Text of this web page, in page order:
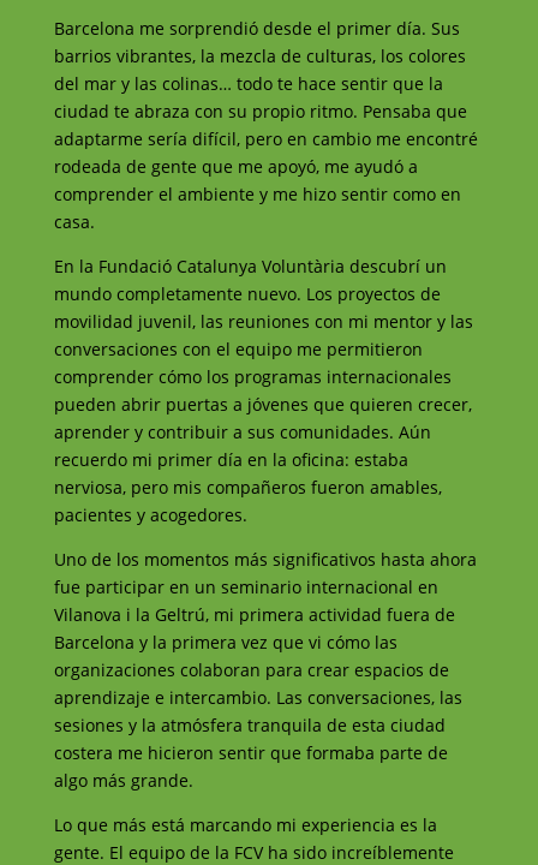
Barcelona me sorprendió desde el primer día. Sus
barrios vibrantes, la mezcla de culturas, los colores
del mar y las colinas… todo te hace sentir que la
ciudad te abraza con su propio ritmo. Pensaba que
adaptarme sería difícil, pero en cambio me encontré
rodeada de gente que me apoyó, me ayudó a
comprender el ambiente y me hizo sentir como en
casa.
En la Fundació Catalunya Voluntària descubrí un
mundo completamente nuevo. Los proyectos de
movilidad juvenil, las reuniones con mi mentor y las
conversaciones con el equipo me permitieron
comprender cómo los programas internacionales
pueden abrir puertas a jóvenes que quieren crecer,
aprender y contribuir a sus comunidades. Aún
recuerdo mi primer día en la oficina: estaba
nerviosa, pero mis compañeros fueron amables,
pacientes y acogedores.
Uno de los momentos más significativos hasta ahora
fue participar en un seminario internacional en
Vilanova i la Geltrú, mi primera actividad fuera de
Barcelona y la primera vez que vi cómo las
organizaciones colaboran para crear espacios de
aprendizaje e intercambio. Las conversaciones, las
sesiones y la atmósfera tranquila de esta ciudad
costera me hicieron sentir que formaba parte de
algo más grande.
Lo que más está marcando mi experiencia es la
gente. El equipo de la FCV ha sido increíblemente